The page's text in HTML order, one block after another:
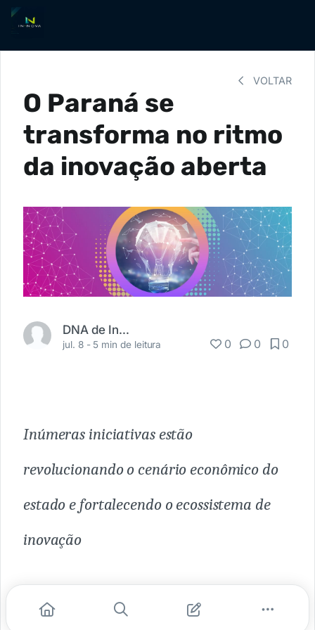
VOLTAR
O Paraná se
transforma no ritmo
da inovação aberta
DNA de Inovação
jul. 8 - 5 min de leitura 0 0 0
Inúmeras iniciativas estão
revolucionando o cenário econômico do
estado e fortalecendo o ecossistema de
inovação
O Paraná também é sinônimo de